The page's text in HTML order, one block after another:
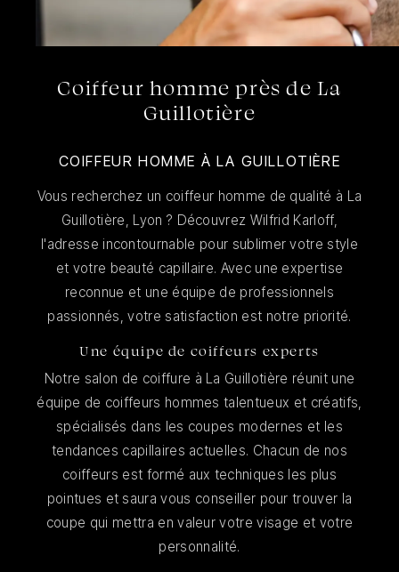
Coiffeur homme près de La
Guillotière
COIFFEUR HOMME À LA GUILLOTIÈRE
Vous recherchez un coiffeur homme de qualité à La
Guillotière, Lyon ? Découvrez Wilfrid Karloff,
l'adresse incontournable pour sublimer votre style
et votre beauté capillaire. Avec une expertise
reconnue et une équipe de professionnels
passionnés, votre satisfaction est notre priorité.
Une équipe de coiffeurs experts
Notre salon de coiffure à La Guillotière réunit une
équipe de coiffeurs hommes talentueux et créatifs,
spécialisés dans les coupes modernes et les
tendances capillaires actuelles. Chacun de nos
coiffeurs est formé aux techniques les plus
pointues et saura vous conseiller pour trouver la
coupe qui mettra en valeur votre visage et votre
personnalité.